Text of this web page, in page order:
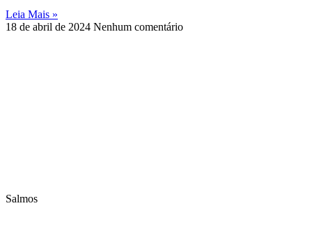
Leia Mais »
18 de abril de 2024 Nenhum comentário
Salmos